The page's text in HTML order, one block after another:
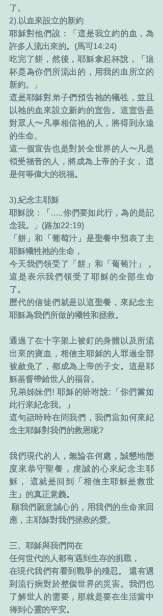
了。
2).以血來設立的新約
耶穌對他們說：「這是我立約的血，為
許多人流出來的。(馬可14:24)
吃完了餅，然後，耶穌拿起杯說，「這
杯是為你們所流出的，用我的血所立的
新約。」
這是耶穌對弟子們預告祂的犧牲，並且
以祂的血來設立新約的宣告。這宣告是
對眾人〜凡事相信祂的人，將得到永遠
的生命。
這一個宣告也是對於全世界的人〜凡是
領受福音的人，將成為上帝的子女， 這
是何等偉大的祝福。
3).紀念主耶穌
耶穌說：「…..你們要如此行，為的是記
念我。」(路加22:19)
「餅」和「葡萄汁」是聖餐中預表了主
耶穌犧牲祂的生命，
今天我們領受了「餅」和「葡萄汁」，
這是表示我們領受了耶穌的全部生命
了。
歷代的信徒們就是以這聖餐，來紀念主
耶穌為我們所做的犧牲和拯救。
通過了在十字架上被釘的身體以及所流
出來的寶血，相信主耶穌的人罪過全部
被赦免了，都成為上帝的子女。這是耶
穌基督帶給世人的福音。
兄弟姊妹們! 耶穌的吩咐說:「你們當如
此行來紀念我。」
這句話時時在問我們，我們當如何來紀
念主耶穌對我們的救恩呢?
我們現代的人，無論在何處，誠懇地態
度來恭守聖餐，虔誠的心來紀念主耶
穌， 這就是回到「相信主耶穌是救世
主」的真正意義。
願我們願意誠心的，用我們的生命來回
應，主耶穌對我們拯救的愛。
三、耶穌與我們同在
任何世代的人都有遇到生存的挑戰，
在現代我們有看到戰爭的殘忍。 還有遇
到流行病對於整個世界的災害。我們也
了解世人的需要，那就是要在生活當中
得到心靈的平安。